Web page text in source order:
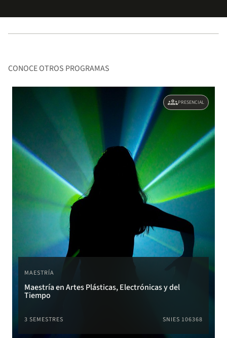
CONOCE OTROS PROGRAMAS
groupsPRESENCIAL
MAESTRÍA
Maestría en Artes Plásticas, Electrónicas y del
Tiempo
3 SEMESTRES SNIES 106368